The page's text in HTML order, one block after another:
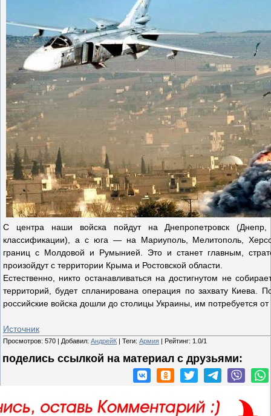
С центра наши войска пойдут на Днепропетровск (Днепр,
классификации), а с юга — на Мариуполь, Мелитополь,
границ с Молдовой и Румынией. Это и станет главным,
произойдут с территории Крыма и Ростовской области.
Естественно, никто останавливаться на достигнутом не
территорий, будет спланирована операция по захвату Киева.
российские войска дошли до столицы Украины, им потребуется
Источник
Просмотров: 570 | Добавил: АндрейК | Теги: Армия | Рейтинг: 1.0/1
поделись ссылкой на материал c друзьями: